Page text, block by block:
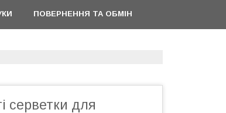
ПОВЕРНЕННЯ ТА ОБМІН
серветки для